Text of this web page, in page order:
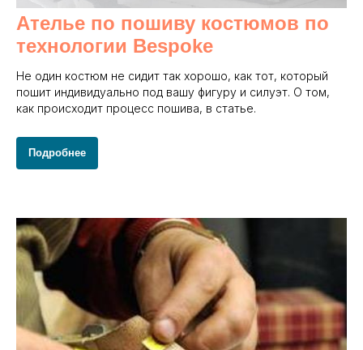
Ателье по пошиву костюмов по
технологии Bespoke
Не один костюм не сидит так хорошо, как тот, который
пошит индивидуально под вашу фигуру и силуэт. О том,
как происходит процесс пошива, в статье.
Подробнее